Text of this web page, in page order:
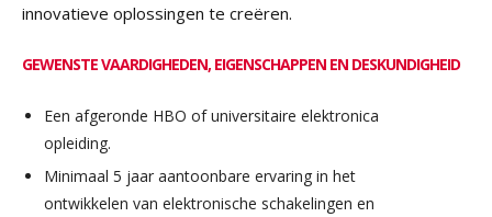
innovatieve oplossingen te creëren.
GEWENSTE VAARDIGHEDEN, EIGENSCHAPPEN EN DESKUNDIGHEID
Een afgeronde HBO of universitaire elektronica
opleiding.
Minimaal 5 jaar aantoonbare ervaring in het
ontwikkelen van elektronische schakelingen en